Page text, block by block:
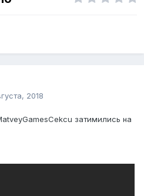
2018
затимились на